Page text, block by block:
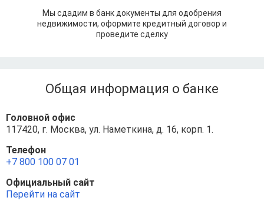
Мы сдадим в банк документы для одобрения
недвижимости, оформите кредитный договор и
проведите сделку
Общая информация о банке
Головной офис
117420, г. Москва, ул. Наметкина, д. 16, корп. 1.
Телефон
+7 800 100 07 01
Официальный сайт
Перейти на сайт